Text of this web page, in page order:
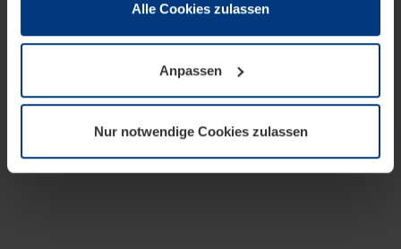
wenn diese für den Betrieb dieser Seite unbedingt
notwendig sind. Für alle anderen Cookie-Typen benötigen
wir Ihre Erlaubnis. Ihre Einwilligung können Sie jederzeit
Datenschutzerklärungunserer Website ändern oder
widerrufen.
Alle Cookies zulassen
Anpassen
Nur notwendige Cookies zulassen